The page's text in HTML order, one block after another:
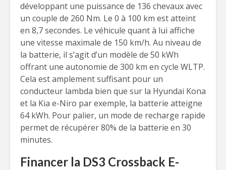
développant une puissance de 136 chevaux avec
un couple de 260 Nm. Le 0 à 100 km est atteint
en 8,7 secondes. Le véhicule quant à lui affiche
une vitesse maximale de 150 km/h. Au niveau de
la batterie, il s’agit d’un modèle de 50 kWh
offrant une autonomie de 300 km en cycle WLTP.
Cela est amplement suffisant pour un
conducteur lambda bien que sur la Hyundai Kona
et la Kia e-Niro par exemple, la batterie atteigne
64 kWh. Pour palier, un mode de recharge rapide
permet de récupérer 80% de la batterie en 30
minutes.
Financer la DS3 Crossback E-